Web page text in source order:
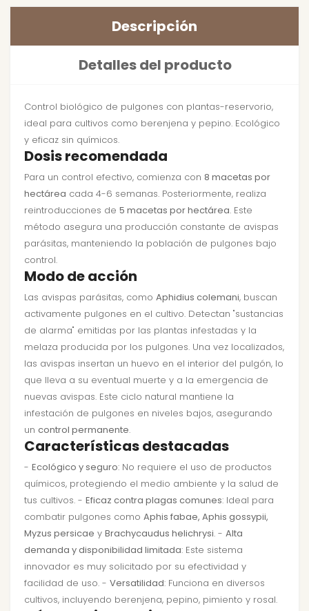
Descripción
Detalles del producto
Control biológico de pulgones con plantas-reservorio,
ideal para cultivos como berenjena y pepino. Ecológico
y eficaz sin químicos.
Dosis recomendada
Para un control efectivo, comienza con 8 macetas por
hectárea cada 4-6 semanas. Posteriormente, realiza
reintroducciones de 5 macetas por hectárea. Este
método asegura una producción constante de avispas
parásitas, manteniendo la población de pulgones bajo
control.
Modo de acción
Las avispas parásitas, como Aphidius colemani, buscan
activamente pulgones en el cultivo. Detectan "sustancias
de alarma" emitidas por las plantas infestadas y la
melaza producida por los pulgones. Una vez localizados,
las avispas insertan un huevo en el interior del pulgón, lo
que lleva a su eventual muerte y a la emergencia de
nuevas avispas. Este ciclo natural mantiene la
infestación de pulgones en niveles bajos, asegurando
un control permanente.
Características destacadas
- Ecológico y seguro: No requiere el uso de productos
químicos, protegiendo el medio ambiente y la salud de
tus cultivos. - Eficaz contra plagas comunes: Ideal para
combatir pulgones como Aphis fabae, Aphis gossypii,
Myzus persicae y Brachycaudus helichrysi. - Alta
demanda y disponibilidad limitada: Este sistema
innovador es muy solicitado por su efectividad y
facilidad de uso. - Versatilidad: Funciona en diversos
cultivos, incluyendo berenjena, pepino, pimiento y rosal.